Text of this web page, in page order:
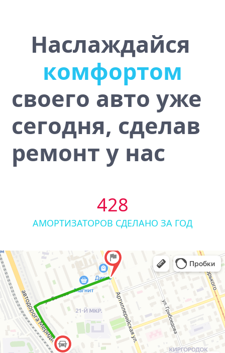
Наслаждайся
к о м ф ортом
уст о ч
своего авто уже
сегодня, сделав
ремонт у нас
428
АМОРТИЗАТОРОВ СДЕЛАНО ЗА ГОД